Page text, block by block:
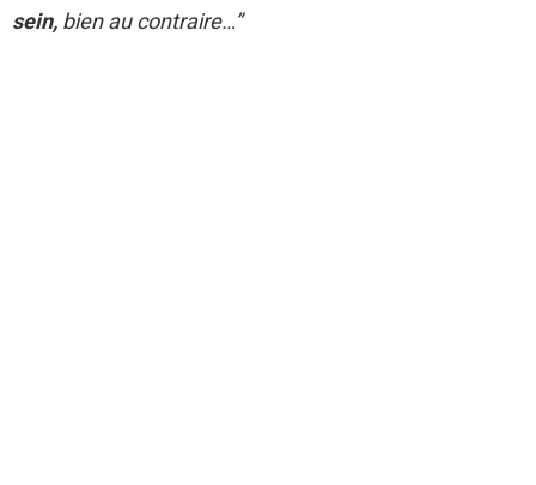
sein, bien au contraire…”